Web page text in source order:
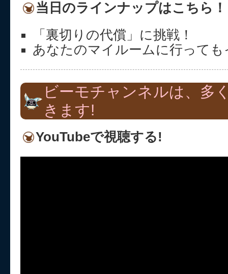
当日のラインナップはこちら！
「裏切りの代償」に挑戦！
あなたのマイルームに行って
ビーモチャンネルは、多
きます!
YouTubeで視聴する!